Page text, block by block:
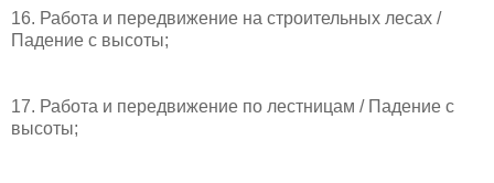
16. Работа и передвижение на строительных лесах /
Падение с высоты;
17. Работа и передвижение по лестницам / Падение с
высоты;